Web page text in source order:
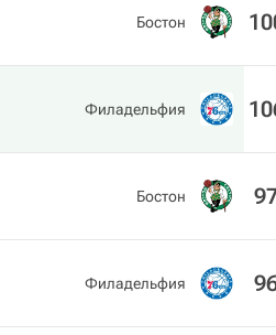
Бостон
Филадельфия
Бостон
Филадельфия